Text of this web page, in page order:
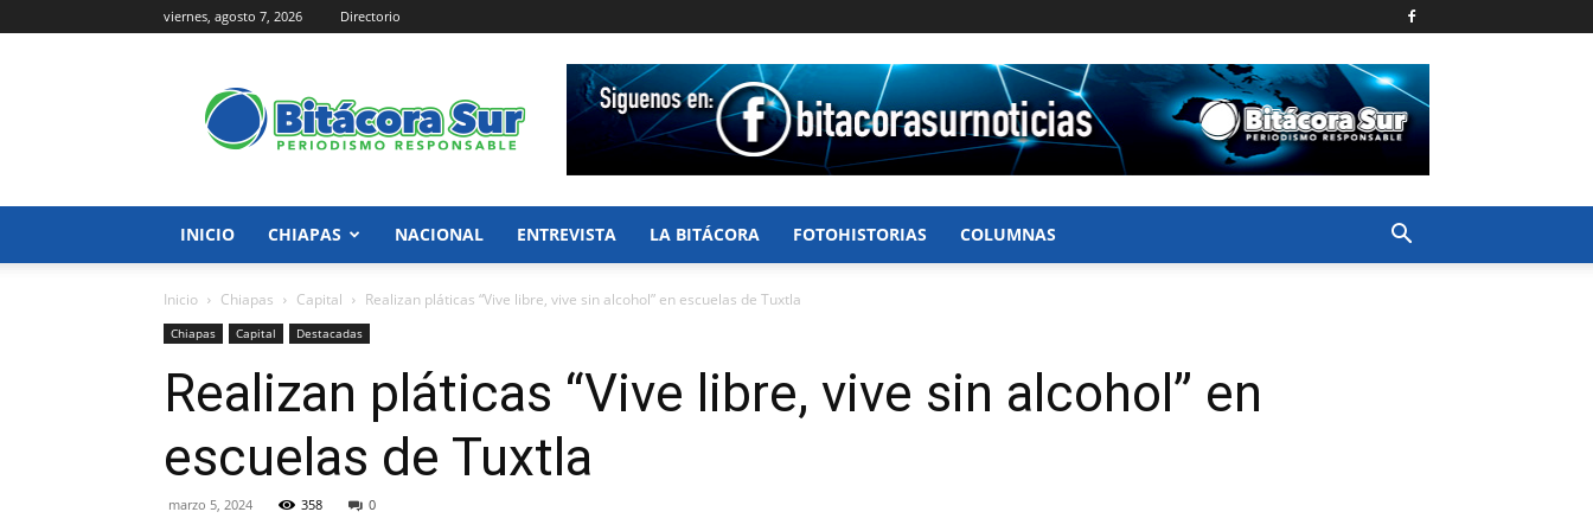
viernes, agosto 7, 2026 Directorio
Sur
INICIO CHIAPAS NACIONAL ENTREVISTA LA BITÁCORA FOTOHISTORIAS COLUMNAS
Inicio Chiapas Capital Realizan pláticas “Vive libre, vive sin alcohol” en escuelas de Tuxtla
Chiapas Capital Destacadas
Realizan pláticas “Vive libre, vive sin alcohol” en
escuelas de Tuxtla
marzo 5, 2024 358 0